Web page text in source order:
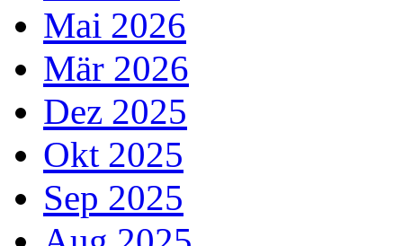
Mai 2026
Mär 2026
Dez 2025
Okt 2025
Sep 2025